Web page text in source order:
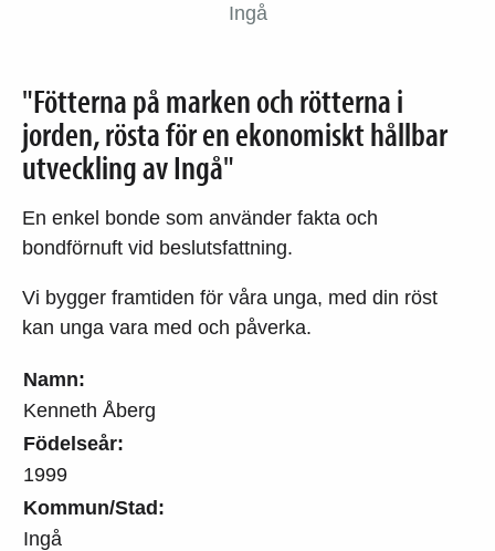
Namn:
Kenneth Åberg
Födelseår:
1999
Kommun/Stad:
Ingå
Ingå
"Fötterna på marken och rötterna i
jorden, rösta för en ekonomiskt hållbar
utveckling av Ingå"
En enkel bonde som använder fakta och
bondförnuft vid beslutsfattning.
Vi bygger framtiden för våra unga, med din röst
kan unga vara med och påverka.